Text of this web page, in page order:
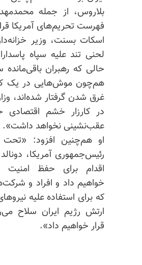
بلاروس، از جمله
فهرست تحریم‌های آمریکا
اسکات بسنت، وزیر
لحنی تند علیه سپاه
حالی که رهبران باقی‌مانده
هم‌چون موش‌هایی در یک
غرق شدن گرفتار شده‌اند،
در کارزار خشم اقتصادی
عقب‌نشینی نخواهد داشت».
او هم‌چنین افزود: «تحت
رئیس‌جمهوری آمریکا،
اقدام برای حفظ امنیت
خواهیم داد و افراد و
که برای استفاده علیه
ارتش رژیم ایران سلاح
قرار خواهیم داد».